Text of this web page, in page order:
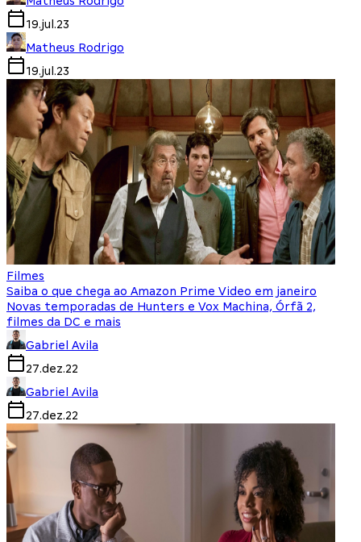
19.jul.23
Matheus Rodrigo
19.jul.23
Filmes
Saiba o que chega ao Amazon Prime Video em janeiro
Novas temporadas de Hunters e Vox Machina, Órfã 2,
filmes da DC e mais
Gabriel Avila
27.dez.22
Gabriel Avila
27.dez.22